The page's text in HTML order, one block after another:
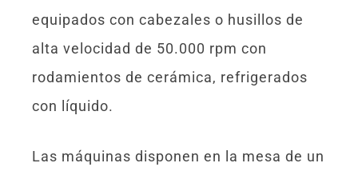
equipados con cabezales o husillos de
alta velocidad de 50.000 rpm con
rodamientos de cerámica, refrigerados
con líquido.
Las máquinas disponen en la mesa de un